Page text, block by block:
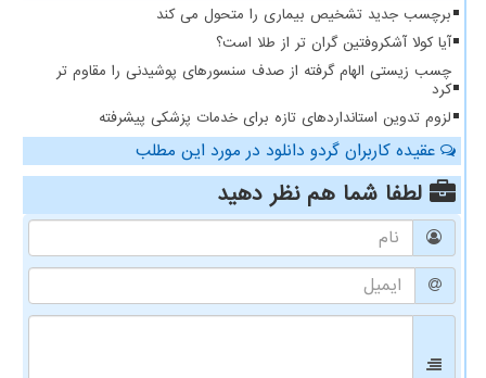
برچسب جدید تشخیص بیماری را متحول می کند
آیا کولا آشکروفتین گران تر از طلا است؟
چسب زیستی الهام گرفته از صدف سنسورهای پوشیدنی را مقاوم تر
کرد
لزوم تدوین استانداردهای تازه برای خدمات پزشکی پیشرفته
عقیده کاربران گردو دانلود در مورد این مطلب
لطفا شما همنظر دهید